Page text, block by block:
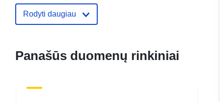
Rodyti daugiau
Panašūs duomenų rinkiniai